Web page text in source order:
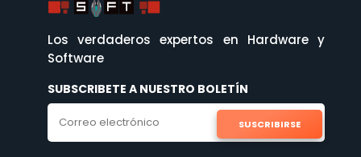
Los verdaderos expertos en Hardware y
Software
SUBSCRIBETE A NUESTRO BOLETÍN
SUSCRIBIRSE